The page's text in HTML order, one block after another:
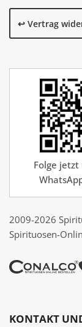
↩️ Vertrag
Folge jetzt
2009-2026
Spirituosen-
KONTAKT